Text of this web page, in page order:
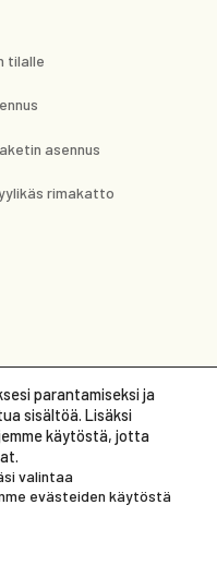
tilalle
asennus
rimakatto
parantamiseksi ja
sisältöä. Lisäksi
käytöstä, jotta
valintaa
evästeiden käytöstä